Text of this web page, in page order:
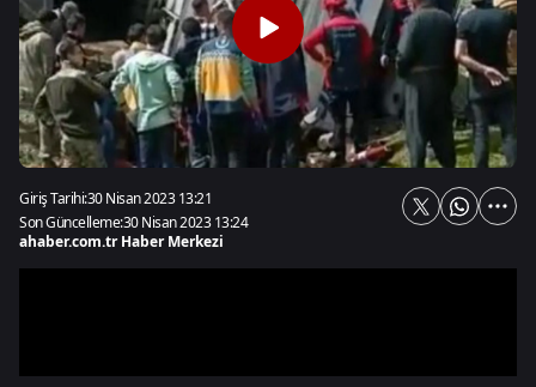
Giriş Tarihi:30 Nisan 2023 13:21
Son Güncelleme:30 Nisan 2023 13:24
ahaber.com.tr Haber Merkezi